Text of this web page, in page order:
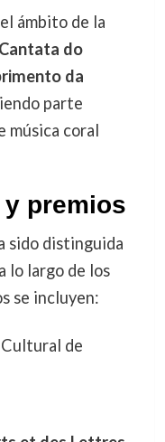
ámbito de la
Cantata do
da
parte
música coral
premios
sido distinguida
lo largo de los
se incluyen:
de